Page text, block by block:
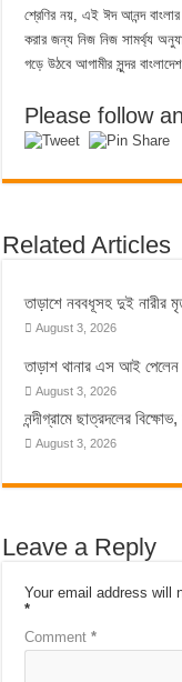
শ্রেণির নয়, এই ঈদ আনন্দ
করার জন্য নিজ নিজ সামর্থ্য
গড়ে উঠবে আগামীর সুন্দর
Please follow
Related Articles
তাড়াশে নববধূসহ দুই নারীর
August 3, 2026
তাড়াশ থানার এস আই পেলেন
August 3, 2026
নন্দীগ্রামে ছাত্রদলের
August 3, 2026
Leave a Reply
Your email address will
*
Comment*